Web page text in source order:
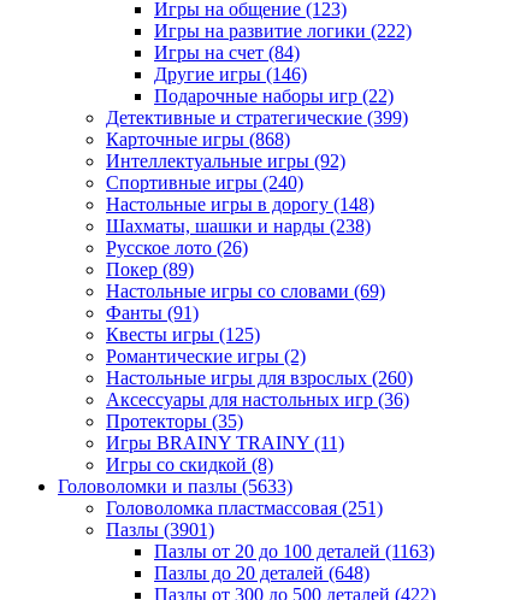
Игры на общение (123)
Игры на развитие логики (222)
Игры на счет (84)
Другие игры (146)
Подарочные наборы игр (22)
Детективные и стратегические (399)
Карточные игры (868)
Интеллектуальные игры (92)
Спортивные игры (240)
Настольные игры в дорогу (148)
Шахматы, шашки и нарды (238)
Русское лото (26)
Покер (89)
Настольные игры со словами (69)
Фанты (91)
Квесты игры (125)
Романтические игры (2)
Настольные игры для взрослых (260)
Аксессуары для настольных игр (36)
Протекторы (35)
Игры BRAINY TRAINY (11)
Игры со скидкой (8)
Головоломки и пазлы (5633)
Головоломка пластмассовая (251)
Пазлы (3901)
Пазлы от 20 до 100 деталей (1163)
Пазлы до 20 деталей (648)
Пазлы от 300 до 500 деталей (422)